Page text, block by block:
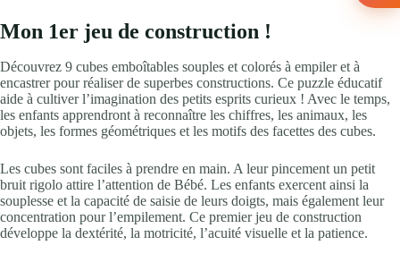
Mon 1er jeu de construction !
Découvrez 9 cubes emboîtables souples et colorés à empiler et à
encastrer pour réaliser de superbes constructions. Ce puzzle éducatif
aide à cultiver l’imagination des petits esprits curieux ! Avec le temps,
les enfants apprendront à reconnaître les chiffres, les animaux, les
objets, les formes géométriques et les motifs des facettes des cubes.
Les cubes sont faciles à prendre en main. A leur pincement un petit
bruit rigolo attire l’attention de Bébé. Les enfants exercent ainsi la
souplesse et la capacité de saisie de leurs doigts, mais également leur
concentration pour l’empilement. Ce premier jeu de construction
développe la dextérité, la motricité, l’acuité visuelle et la patience.